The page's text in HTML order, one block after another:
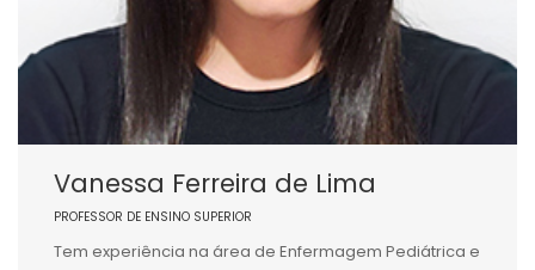
Vanessa Ferreira de Lima
PROFESSOR DE ENSINO SUPERIOR
Tem experiência na área de Enfermagem Pediátrica e